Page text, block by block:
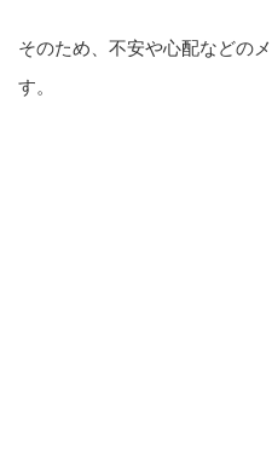
そのため、不安や心配などの
す。